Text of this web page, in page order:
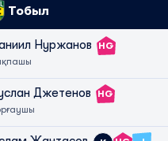
Тобыл
Нуржанов HG
Джетенов HG